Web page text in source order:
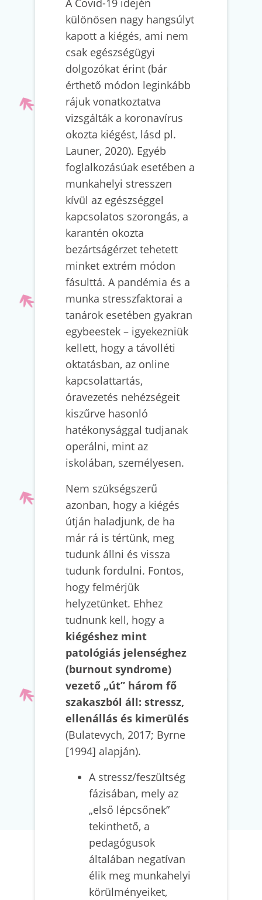
A Covid-19 idején
különösen nagy hangsúlyt
kapott a kiégés, ami nem
csak egészségügyi
dolgozókat érint (bár
érthető módon leginkább
rájuk vonatkoztatva
vizsgálták a koronavírus
okozta kiégést, lásd pl.
Launer, 2020). Egyéb
foglalkozásúak esetében a
munkahelyi stresszen
kívül az egészséggel
kapcsolatos szorongás, a
karantén okozta
bezártságérzet tehetett
minket extrém módon
fásulttá. A pandémia és a
munka stresszfaktorai a
tanárok esetében gyakran
egybeestek – igyekezniük
kellett, hogy a távolléti
oktatásban, az online
kapcsolattartás,
óravezetés nehézségeit
kiszűrve hasonló
hatékonysággal tudjanak
operálni, mint az
iskolában, személyesen.
Nem szükségszerű
azonban, hogy a kiégés
útján haladjunk, de ha
már rá is tértünk, meg
tudunk állni és vissza
tudunk fordulni. Fontos,
hogy felmérjük
helyzetünket. Ehhez
tudnunk kell, hogy a
kiégéshez mint
patológiás jelenséghez
(burnout syndrome)
vezető „út” három fő
szakaszból áll: stressz,
ellenállás és kimerülés
(Bulatevych, 2017; Byrne
[1994] alapján).
A stressz/feszültség
fázisában, mely az
„első lépcsőnek”
tekinthető, a
pedagógusok
általában negatívan
élik meg munkahelyi
körülményeiket,